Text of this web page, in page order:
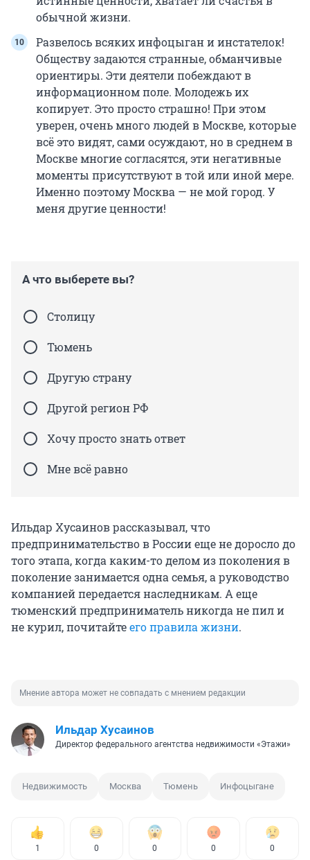
обычной жизни.
Развелось всяких инфоцыган и инстателок!
Обществу задаются странные, обманчивые
ориентиры. Эти деятели побеждают в
информационном поле. Молодежь их
копирует. Это просто страшно! При этом
уверен, очень много людей в Москве, которые
всё это видят, сами осуждают, но в среднем в
Москве многие согласятся, эти негативные
моменты присутствуют в той или иной мере.
Именно поэтому Москва — не мой город. У
меня другие ценности!
А что выберете вы?
Столицу
Тюмень
Другую страну
Другой регион РФ
Хочу просто знать ответ
Мне всё равно
Ильдар Хусаинов рассказывал, что
предпринимательство в России еще не доросло до
того этапа, когда каким-то делом из поколения в
поколение занимается одна семья, а руководство
компанией передается наследникам. А еще
тюменский предприниматель никогда не пил и
не курил, почитайтеего правила жизни.
Мнение автора может не совпадать с мнением редакции
Ильдар Хусаинов
Директор федерального агентства недвижимости «Этажи»
Недвижимость Москва Тюмень Инфоцыгане
1 0 0 0 0